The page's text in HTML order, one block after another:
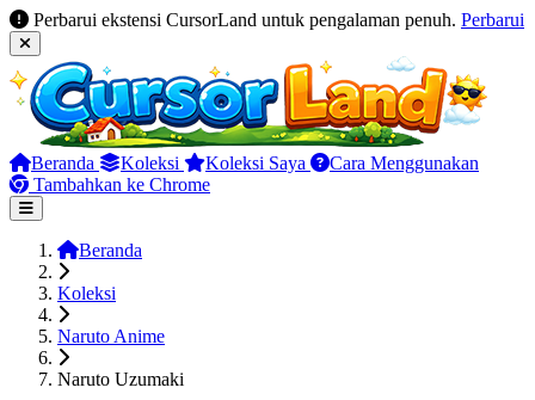
Perbarui ekstensi CursorLand untuk pengalaman penuh. Perbarui
Beranda Koleksi Koleksi Saya
Cara Menggunakan
Tambahkan ke Chrome
Beranda
Koleksi
Naruto Anime
Naruto Uzumaki